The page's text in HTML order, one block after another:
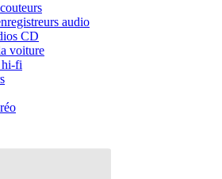
audio
CD
voiture
hi-fi